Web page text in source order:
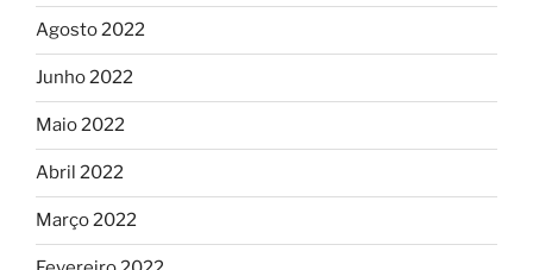
Agosto 2022
Junho 2022
Maio 2022
Abril 2022
Março 2022